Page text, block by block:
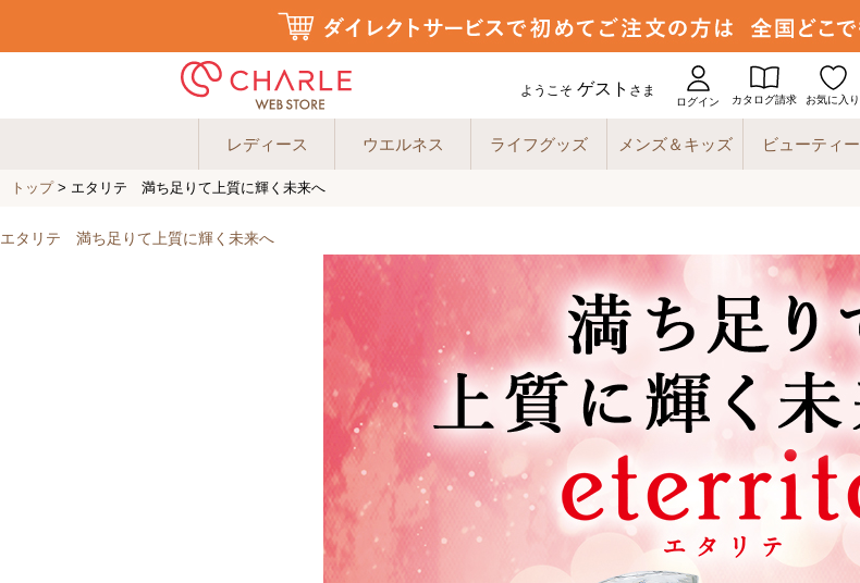
ようこそ ゲスト さま
ログイン カタログ請求 お気に入り
レディース ウエルネス ライフグッズ メンズ＆キッズ ビューティー
トップ> エタリテ 満ち足りて上質に輝く未来へ
エタリテ 満ち足りて上質に輝く未来へ